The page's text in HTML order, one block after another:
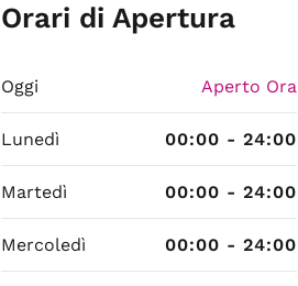
Orari di Apertura
Oggi Aperto Ora
Lunedì 00:00 - 24:00
Martedì 00:00 - 24:00
Mercoledì 00:00 - 24:00